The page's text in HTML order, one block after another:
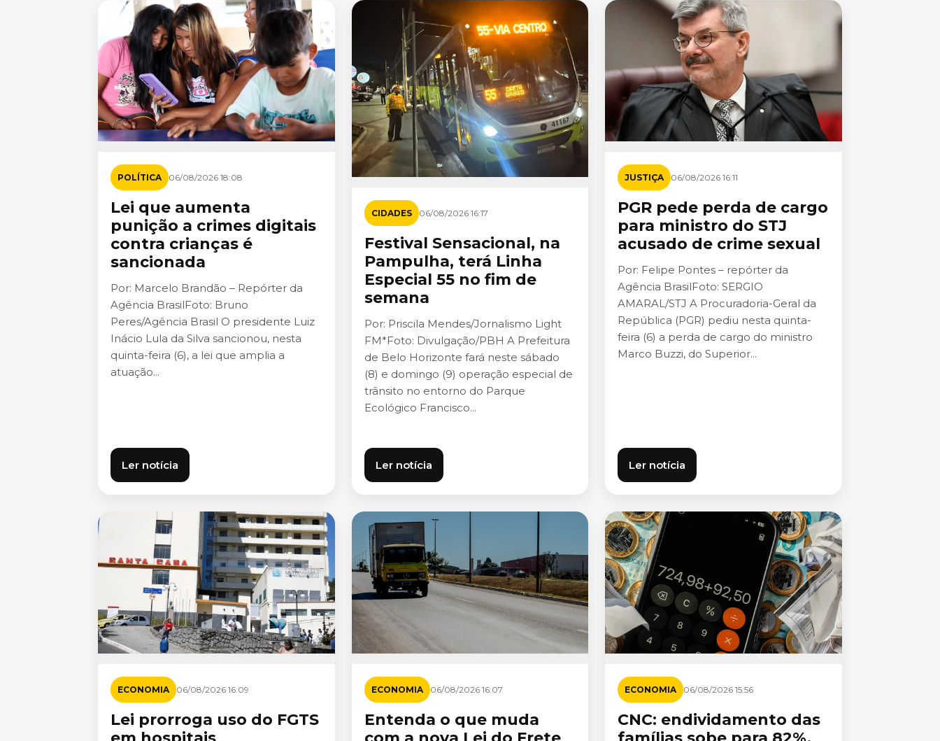
POLÍTICA 06/08/2026 18:08
Lei que aumenta
punição a crimes digitais
contra crianças é
sancionada
Por: Marcelo Brandão – Repórter da
Agência BrasilFoto: Bruno
Peres/Agência Brasil O presidente Luiz
Inácio Lula da Silva sancionou, nesta
quinta-feira (6), a lei que amplia a
atuação...
Ler notícia
CIDADES 06/08/2026 16:17
Festival Sensacional, na
Pampulha, terá Linha
Especial 55 no fim de
semana
Por: Priscila Mendes/Jornalismo Light
FM*Foto: Divulgação/PBH A Prefeitura
de Belo Horizonte fará neste sábado
(8) e domingo (9) operação especial de
trânsito no entorno do Parque
Ecológico Francisco...
Ler notícia
JUSTIÇA 06/08/2026 16:11
PGR pede perda de cargo
para ministro do STJ
acusado de crime sexual
Por: Felipe Pontes – repórter da
Agência BrasilFoto: SERGIO
AMARAL/STJ A Procuradoria-Geral da
República (PGR) pediu nesta quinta-
feira (6) a perda de cargo do ministro
Marco Buzzi, do Superior...
Ler notícia
ECONOMIA 06/08/2026 16:09
Lei prorroga uso do FGTS
ECONOMIA 06/08/2026 16:07
Entenda o que muda
ECONOMIA 06/08/2026 15:56
CNC: endividamento das